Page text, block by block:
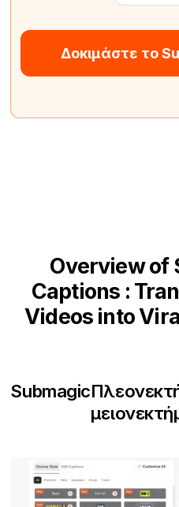
Δοκιμάστε το
Overview of
Captions :
Videos into
Submagic